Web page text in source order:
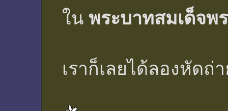
ใน พระบาทสมเด็จพ
เราก็เลยได้ลองหัด